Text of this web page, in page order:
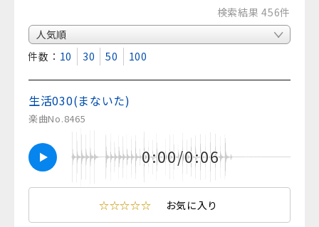
検索結果 456件
表示件数： 10 30 50 100
生活030(まないた)
楽曲No.8465
0:00/0:06
☆☆☆☆☆ お気に入り